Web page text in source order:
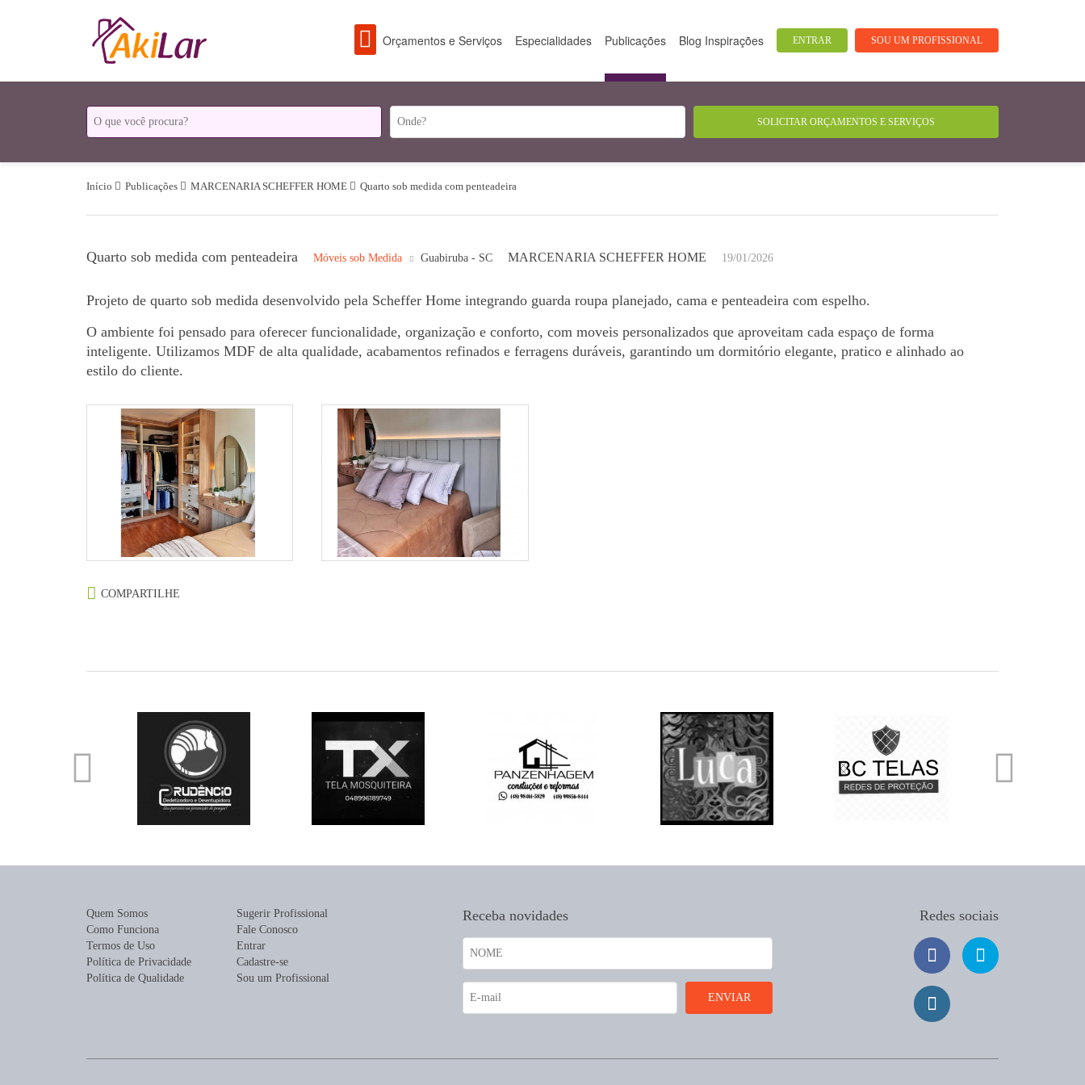
ENTRAR SOU UM PROFISSIONAL
Orçamentos e Serviços Especialidades Publicações Blog Inspirações
Início Publicações MARCENARIA SCHEFFER HOME Quarto sob medida com penteadeira
Quarto sob medida com penteadeira Móveis sob Medida Guabiruba - SC MARCENARIA SCHEFFER HOME 19/01/2026
Projeto de quarto sob medida desenvolvido pela Scheffer Home integrando guarda roupa planejado, cama e penteadeira com espelho.
O ambiente foi pensado para oferecer funcionalidade, organização e conforto, com moveis personalizados que aproveitam cada espaço de forma
inteligente. Utilizamos MDF de alta qualidade, acabamentos refinados e ferragens duráveis, garantindo um dormitório elegante, pratico e alinhado ao
estilo do cliente.
COMPARTILHE
Quem Somos
Como Funciona
Termos de Uso
Política de Privacidade
Política de Qualidade
Sugerir Profissional
Fale Conosco
Entrar
Cadastre-se
Sou um Profissional
Receba novidades Redes sociais